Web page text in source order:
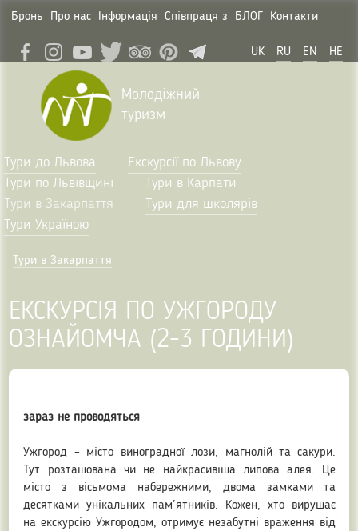
Бронь Про нас Інформація Співпраця з БЛОГ Контакти
UK RU EN HE
Молодіжний
туризм
Тури до Львова
Екскурсії по Львову
Тури по Львівщині
Тури в Карпати
Тури в Закарпаття
Тури для школярів
Тури Україною
Тури в Закарпаття
ЕКСКУРСІЯ ПО УЖГОРОДУ
ОЗНАЙОМЧА (2-3 ГОДИНИ)
зараз не проводяться
Ужгород – місто виноградної лози, магнолій та сакури.
Тут розташована чи не найкрасивіша липова алея. Це
місто з вісьмома набережними, двома замками та
десятками унікальних пам’ятників. Кожен, хто вирушає
на екскурсію Ужгородом, отримує незабутні враження від